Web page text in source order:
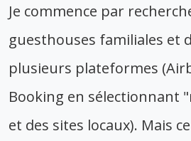
Je commence par
guesthouses familiales et
plusieurs plateformes
Booking en sélectionnant
et des sites locaux). Mais